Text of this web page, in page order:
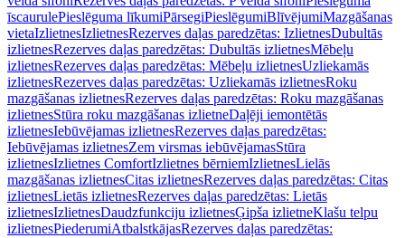
īscaurulePieslēguma līkumiPārsegiPieslēgumiBlīvējumiMazgāšanas
vietaIzlietnesIzlietnesRezerves daļas paredzētas: IzlietnesDubultās
izlietnesRezerves daļas paredzētas: Dubultās izlietnesMēbeļu
izlietnesRezerves daļas paredzētas: Mēbeļu izlietnesUzliekamās
izlietnesRezerves daļas paredzētas: Uzliekamās izlietnesRoku
mazgāšanas izlietnesRezerves daļas paredzētas: Roku mazgāšanas
izlietnesStūra roku mazgāšanas izlietneDaļēji iemontētās
izlietnesIebūvējamas izlietnesRezerves daļas paredzētas:
Iebūvējamas izlietnesZem virsmas iebūvējamasStūra
izlietnesIzlietnes ComfortIzlietnes bērniemIzlietnesLielās
mazgāšanas izlietnesCitas izlietnesRezerves daļas paredzētas: Citas
izlietnesLietās izlietnesRezerves daļas paredzētas: Lietās
izlietnesIzlietnesDaudzfunkciju izlietnesĢipša izlietneKlašu telpu
izlietnesPiederumiAtbalstkājasRezerves daļas paredzētas: